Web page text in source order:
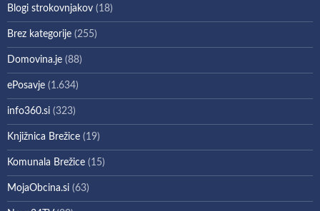
Blogi strokovnjakov (18)
Brez kategorije (255)
Domovina.je (88)
ePosavje (1.634)
info360.si (323)
Knjižnica Brežice (19)
Komunala Brežice (15)
MojaObcina.si (63)